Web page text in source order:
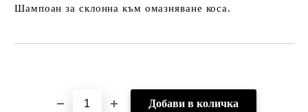
Шампоан за склонна към омазняване коса.